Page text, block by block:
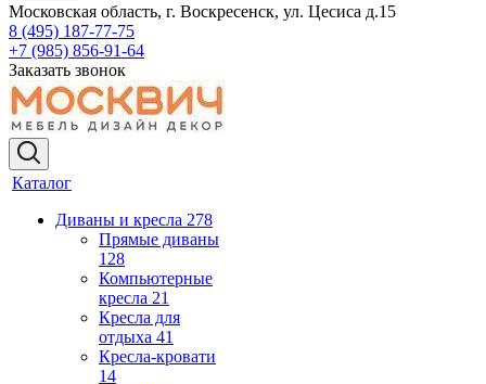
Московская область, г. Воскресенск, ул. Цесиса д.15
8 (495) 187-77-75
+7 (985) 856-91-64
Заказать звонок
Каталог
Диваны и кресла 278
Прямые диваны
128
Компьютерные
кресла 21
Кресла для
отдыха 41
Кресла-кровати
14